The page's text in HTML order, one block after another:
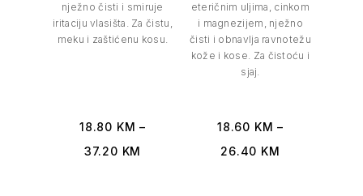
nježno čisti i smiruje
iritaciju vlasišta. Za čistu,
meku i zaštićenu kosu.
18.80 KM –
37.20 KM
eteričnim uljima, cinkom
i magnezijem, nježno
čisti i obnavlja ravnotežu
kože i kose. Za čistoću i
sjaj.
18.60 KM –
26.40 KM